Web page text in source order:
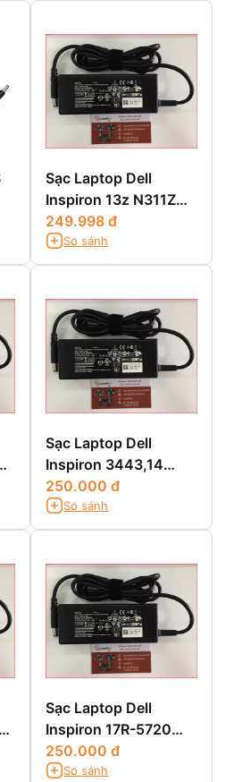
Sạc Laptop Dell
Inspiron 13z N311Z
13z 5323 13z N301Z
249.998 đ
So sánh
Sạc Laptop Dell
Inspiron 3443,14
3443,14 3000
3443,14-3443
250.000 đ
So sánh
Sạc Laptop Dell
Inspiron 17R-5720
17R-SE7720 17R-
N7110
250.000 đ
So sánh